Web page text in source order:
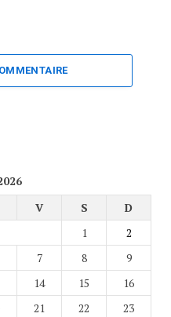
V S
D
1
2
7 8
9
14 15
16
21 22
23